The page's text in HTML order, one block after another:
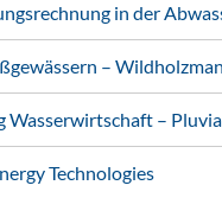
in der
–
–
Technologies